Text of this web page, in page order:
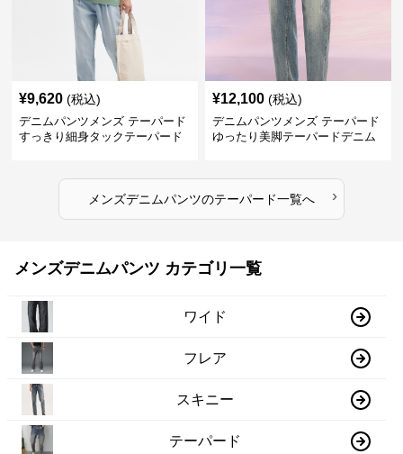
¥9,620 (税込)
デニムパンツメンズ テーパード
すっきり細身タックテーパード
¥12,100 (税込)
デニムパンツメンズ テーパード
ゆったり美脚テーパードデニム
メンズデニムパンツのテーパード一覧へ ›
メンズデニムパンツ カテゴリ一覧
ワイド
フレア
スキニー
テーパード